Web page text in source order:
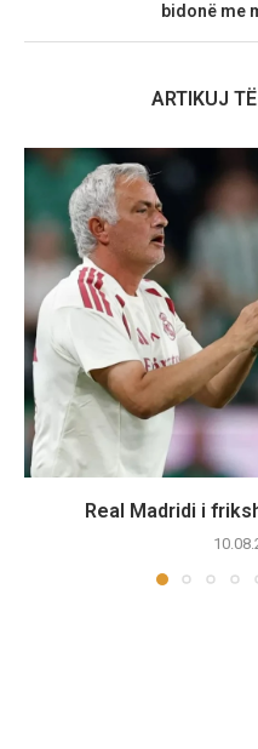
bidonë me
ARTIKUJ
Real Madridi i